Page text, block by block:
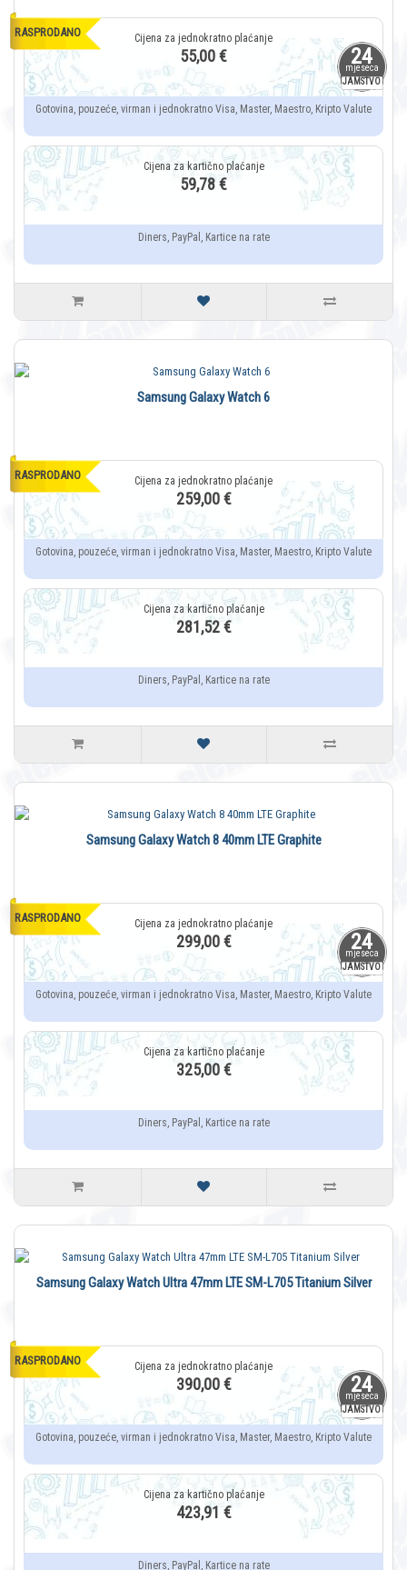
24
mjeseca
JAMSTVO
RASPRODANO
55,00 €
Gotovina, pouzeće, virman i jednokratno Visa, Master, Maestro, Kripto Valute
59,78 €
Diners, PayPal, Kartice na rate
RASPRODANO
Samsung Galaxy Watch 6
259,00 €
Gotovina, pouzeće, virman i jednokratno Visa, Master, Maestro, Kripto Valute
281,52 €
Diners, PayPal, Kartice na rate
24
mjeseca
JAMSTVO
RASPRODANO
Samsung Galaxy Watch 8 40mm LTE Graphite
299,00 €
Gotovina, pouzeće, virman i jednokratno Visa, Master, Maestro, Kripto Valute
325,00 €
Diners, PayPal, Kartice na rate
24
mjeseca
JAMSTVO
RASPRODANO
Samsung Galaxy Watch Ultra 47mm LTE SM-L705 Titanium Silver
390,00 €
Gotovina, pouzeće, virman i jednokratno Visa, Master, Maestro, Kripto Valute
423,91 €
Diners, PayPal, Kartice na rate